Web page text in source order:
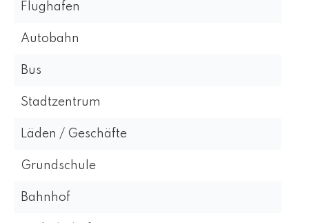
Flughafen
Autobahn
Bus
Stadtzentrum
Läden / Geschäfte
Grundschule
Bahnhof